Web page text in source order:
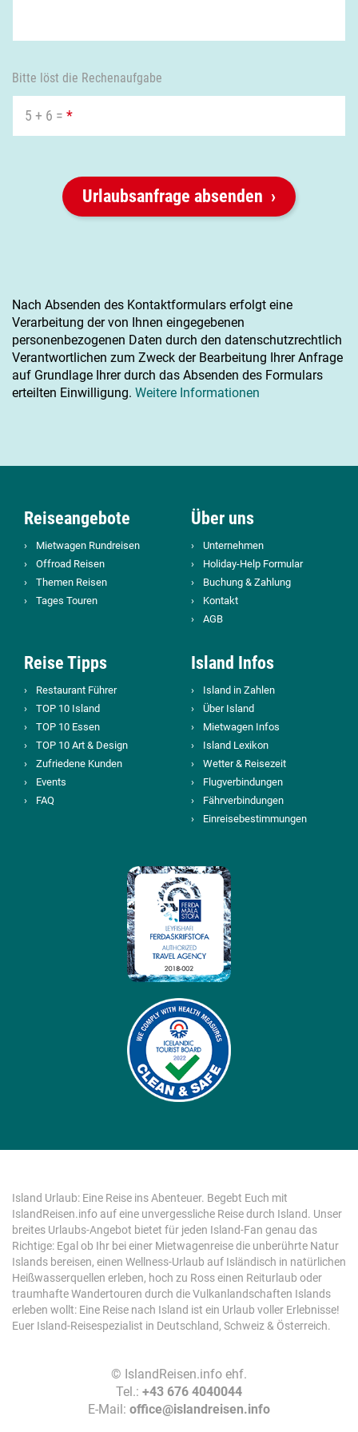
Tag 8
Auf der Haifischfarm Bjarnahöfn kannst Du das
traditionelle Gericht „Gammel-Hai“ probieren. Die Fahrt
Küstenpanorama
Süden der Halbinsel Snæfellsnes
Im südlichen Teil der Halbinsel Snæfellsnes kannst Du
Wanderungenentlang der Küste unternehmen,
Islandpferde reitenoder die Höhle Vatnshellir
besichtigen. Danach geht es zurück nach Reykjavik, wo
Du die Reise gemütlich ausklingen lässt.
Rückgabe des Wohnmobiles & Abreise
Je nach Abflugzeit bleibt noch Zeit für einen
Stadtbummel
oder einen letzten Besuch in derBlauen
Lagune.Am Flughafen
Keflavik gibst Du Dein
Wohnmobil ab
und trittst Deine Heimreise an.
Bitte löst die Rechenaufgabe
5 + 6 = *
Urlaubsanfrage absenden
Nach Absenden des Kontaktformulars erfolgt eine
Verarbeitung der von Ihnen eingegebenen
personenbezogenen Daten durch den datenschutzrechtlich
Verantwortlichen zum Zweck der Bearbeitung Ihrer Anfrage
auf Grundlage Ihrer durch das Absenden des Formulars
erteilten Einwilligung. Weitere Informationen
Reiseangebote
Mietwagen Rundreisen
Offroad Reisen
Themen Reisen
Tages Touren
Über uns
Unternehmen
Holiday-Help Formular
Buchung & Zahlung
Kontakt
AGB
Reise Tipps
Restaurant Führer
TOP 10 Island
TOP 10 Essen
TOP 10 Art & Design
Zufriedene Kunden
Events
FAQ
Island Infos
Island in Zahlen
Über Island
Mietwagen Infos
Island Lexikon
Wetter & Reisezeit
Flugverbindungen
Fährverbindungen
Einreisebestimmungen
Island Urlaub: Eine Reise ins Abenteuer. Begebt Euch mit
IslandReisen.info auf eine unvergessliche Reise durch Island. Unser
breites Urlaubs-Angebot bietet für jeden Island-Fan genau das
Richtige: Egal ob Ihr bei einer Mietwagenreise die unberührte Natur
Islands bereisen, einen Wellness-Urlaub auf Isländisch in natürlichen
Heißwasserquellen erleben, hoch zu Ross einen Reiturlaub oder
traumhafte Wandertouren durch die Vulkanlandschaften Islands
erleben wollt: Eine Reise nach Island ist ein Urlaub voller Erlebnisse!
Euer Island-Reisespezialist in Deutschland, Schweiz & Österreich.
© IslandReisen.info ehf.
Tel.: +43 676 4040044
E-Mail: office@islandreisen.info